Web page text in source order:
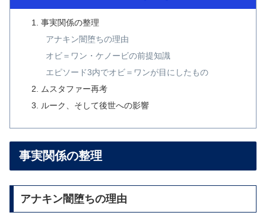
事実関係の整理
アナキン闇堕ちの理由
オビ＝ワン・ケノービの前提知識
エピソード3内でオビ＝ワンが目にしたもの
ムスタファー再考
ルーク、そして後世への影響
事実関係の整理
アナキン闇堕ちの理由